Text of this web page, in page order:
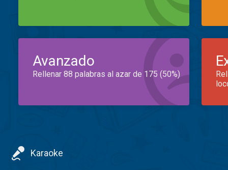
Avanzado
Rellenar 88 palabras al azar de 175 (50%)
Karaoke